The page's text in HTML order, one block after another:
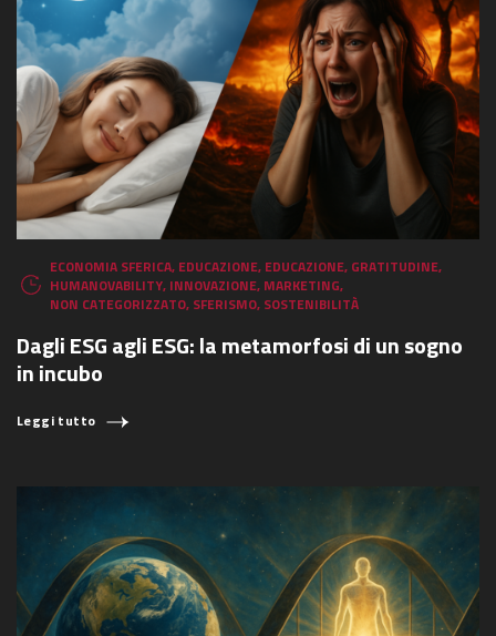
ECONOMIA SFERICA, EDUCAZIONE, EDUCAZIONE, GRATITUDINE,
HUMANOVABILITY, INNOVAZIONE, MARKETING,
NON CATEGORIZZATO, SFERISMO, SOSTENIBILITÀ
Dagli ESG agli ESG: la metamorfosi di un sogno
in incubo
Leggi tutto